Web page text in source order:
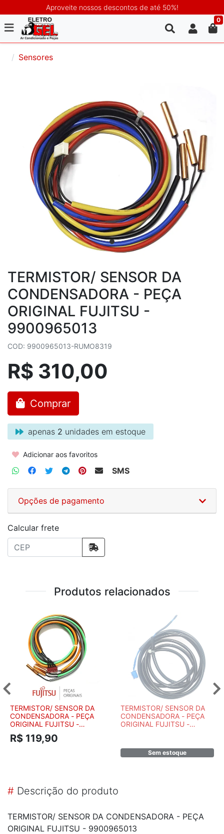
Aproveite nossos descontos de até 50%!
0
Sensores
TERMISTOR/ SENSOR DA
CONDENSADORA - PEÇA
ORIGINAL FUJITSU -
9900965013
COD: 9900965013-RUMO8319
R$ 310,00
Comprar
apenas 2 unidades em estoque
Adicionar aos favoritos
SMS
Opções de pagamento
Calcular frete
Produtos relacionados
TERMISTOR/ SENSOR DA
CONDENSADORA - PEÇA
ORIGINAL FUJITSU -
9900965012
R$ 119,90
TERMISTOR/ SENSOR DA
CONDENSADORA - PEÇA
ORIGINAL FUJITSU -
Sem estoque
# Descrição do produto
TERMISTOR/ SENSOR DA CONDENSADORA - PEÇA
ORIGINAL FUJITSU - 9900965013